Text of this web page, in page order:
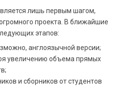
лишь первым шагом,
проекта. В ближайшие
этапов:
англоязычной версии;
увеличению объема прямых
и сборников от студентов